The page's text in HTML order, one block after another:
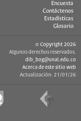
Encuesta
Contáctenos
Estadísticas
Glosario
© Copyright 2026
Algunos derechos reservados.
dib_bog@unal.edu.co
Acerca de este sitio web
Actualización: 21/01/26